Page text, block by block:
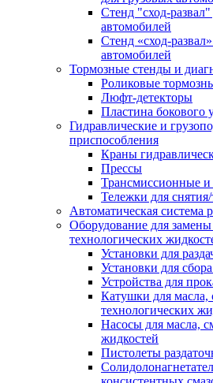
Стенд "сход-
автомобилей
Стенд «сход-
автомобилей
Тормозные стенды и
Роликовые
Люфт-детекторы
Пластина бокового
Гидравлические и
приспособления
Краны
Прессы
Трансмиссионные и
Тележки для
Автоматическая система
Оборудование для
технологических
Установки для
Установки для
Устройства для
Катушки для масла,
технологических
Насосы для масла,
жидкостей
Пистолеты